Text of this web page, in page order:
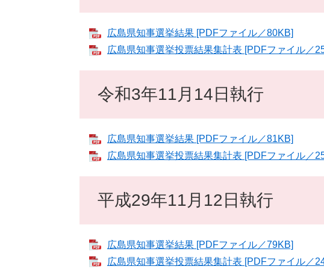
広島県知事選挙結果 [PDFファイル／80KB]
広島県知事選挙投票結果集計表 [PDFファイル／
令和3年11月14日執行
広島県知事選挙結果 [PDFファイル／81KB]
広島県知事選挙投票結果集計表 [PDFファイル／
平成29年11月12日執行
広島県知事選挙結果 [PDFファイル／79KB]
広島県知事選挙投票結果集計表 [PDFファイル／